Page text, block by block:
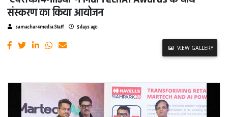
संस्करण का किया आयोजन
samachar4media Staff 5 days ago
VIEW GALLERY